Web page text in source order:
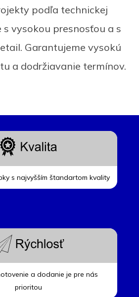
podľa technickej
vysokou presnosťou a s
Garantujeme vysokú
a dodržiavanie termínov.
s najvyšším štandartom kvality
a dodanie je pre nás
prioritou